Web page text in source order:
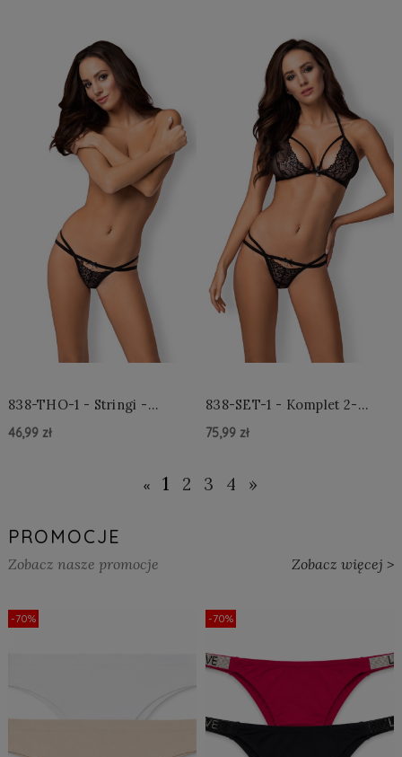
838-THO-1 - Stringi -
46,99 zł
838-SET-1 - Komplet 2-
75,99 zł
Do Koszyka »
« 1 2 3 4 »
PROMOCJE
Zobacz nasze promocje Zobacz więcej >
-70% -70%